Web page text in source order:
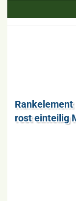
rost ein­tei­lig